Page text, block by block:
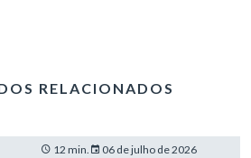
RELACIONADOS
12 min. 06 de julho de 2026